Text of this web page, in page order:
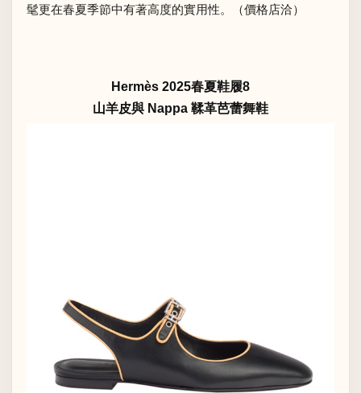
髦更在春夏季節中有著高度的實用性。（價格店洽）
Hermès 2025春夏鞋履8
山羊皮與 Nappa 鞣革芭蕾舞鞋